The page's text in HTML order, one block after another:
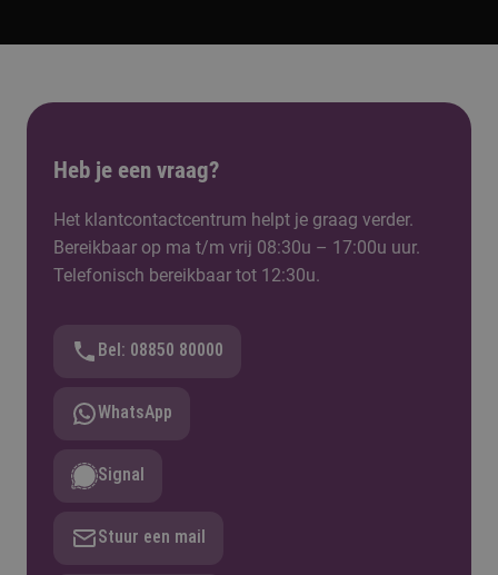
Heb je een vraag?
Het klantcontactcentrum helpt je graag verder.
Bereikbaar op ma t/m vrij 08:30u – 17:00u uur.
Telefonisch bereikbaar tot 12:30u.
Bel: 08850 80000
WhatsApp
Signal
Stuur een mail